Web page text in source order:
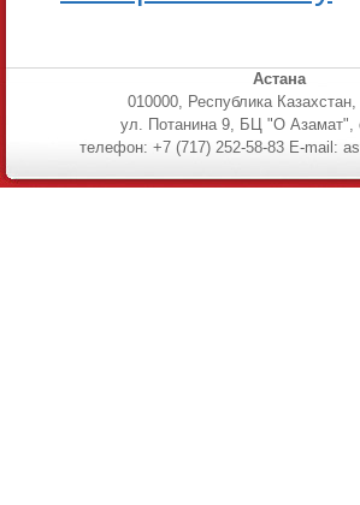
Астана
010000, Республика Казахстан,
ул. Потанина 9, БЦ "О Азамат",
телефон: +7 (717) 252-58-83 E-mail: